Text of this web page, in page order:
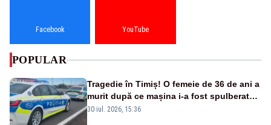
Facebook YouTube
POPULAR
Tragedie în Timiș! O femeie de 36 de ani a
murit după ce mașina i-a fost spulberată
de tren
30 iul. 2026, 15:36